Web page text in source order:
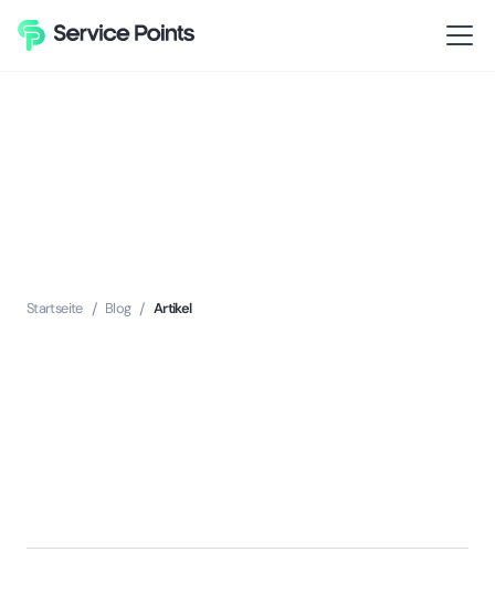
Startseite / Blog / Artikel